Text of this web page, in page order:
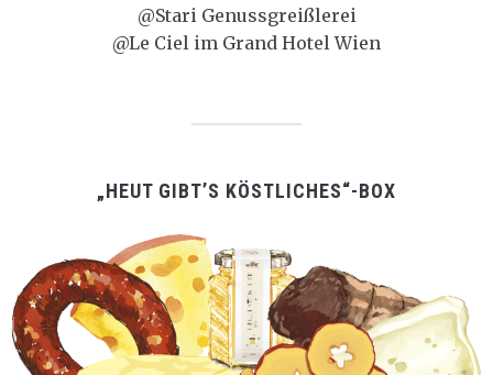
@Stari Genussgreißlerei
@Le Ciel im Grand Hotel Wien
„HEUT GIBT’S KÖSTLICHES“-BOX